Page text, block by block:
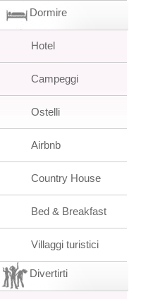
Dormire
Hotel
Campeggi
Ostelli
Airbnb
Country House
Bed & Breakfast
Villaggi turistici
Divertirti